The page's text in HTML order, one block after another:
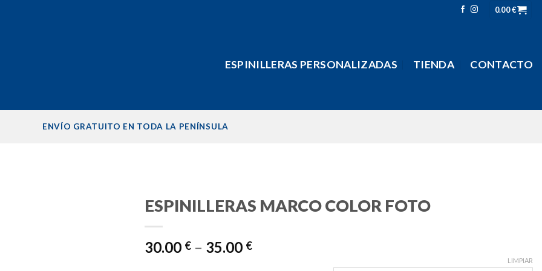
0.00€
ESPINILLERAS PERSONALIZADAS TIENDA CONTACTO
ENVÍO GRATUITO EN TODA LA PENÍNSULA
ESPINILLERAS MARCO COLOR FOTO
30.00 € – 35.00 €
LIMPIAR